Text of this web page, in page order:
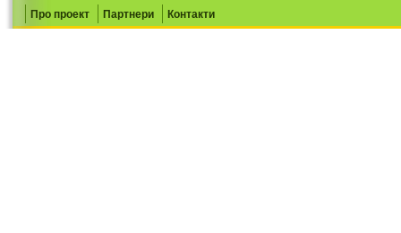
Про проект Партнери Контакти